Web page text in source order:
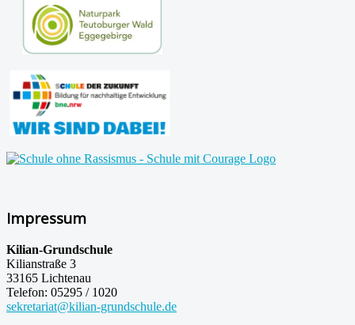
Impressum
Kilian-Grundschule
Kilianstraße 3
33165 Lichtenau
Telefon: 05295 / 1020
sekretariat@kilian-grundschule.de